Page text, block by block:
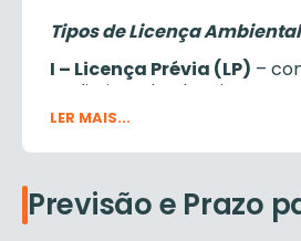
Tipos de Licença Ambiental
I – Licença Prévia (LP) –
preliminar do planejamento
empreendimento ou
viabilidade ambiental e
atendidos nas próximas
LER MAIS...
Previsão e Prazo